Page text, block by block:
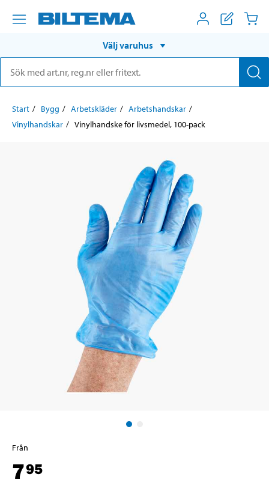
Välj varuhus
Start Bygg Arbetskläder
Arbetshandskar
Vinylhandskar
Vinylhandske för livsmedel, 100-pack
Från
795